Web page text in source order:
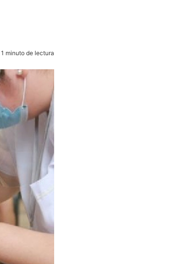
1 minuto de lectura